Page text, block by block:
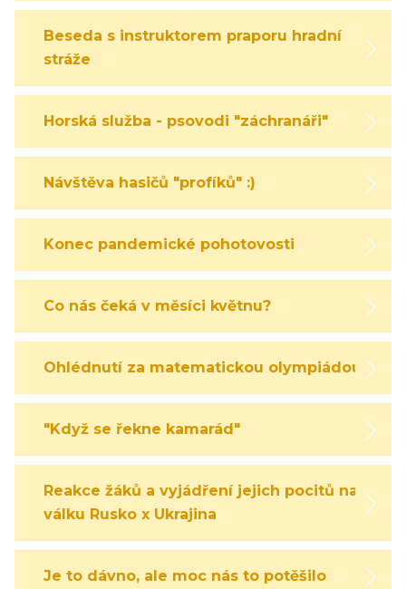
Beseda s instruktorem praporu hradní
stráže
Horská služba - psovodi "záchranáři"
Návštěva hasičů "profíků" :)
Konec pandemické pohotovosti
Co nás čeká v měsíci květnu?
Ohlédnutí za matematickou olympiádou
"Když se řekne kamarád"
Reakce žáků a vyjádření jejich pocitů na
válku Rusko x Ukrajina
Je to dávno, ale moc nás to potěšilo